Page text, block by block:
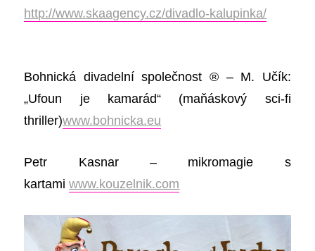
http://www.skaagency.cz/divadlo-kalupinka/
Bohnická divadelní společnost ® – M. Učík:
„Ufoun je kamarád“ (maňáskový sci-fi
thriller)www.bohnicka.eu
Petr Kasnar – mikromagie s
kartami www.kouzelnik.com